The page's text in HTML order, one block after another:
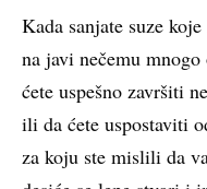
Kada sanjate suze
na javi nečemu
ćete uspešno završiti
ili da ćete uspostaviti
za koju ste mislili da